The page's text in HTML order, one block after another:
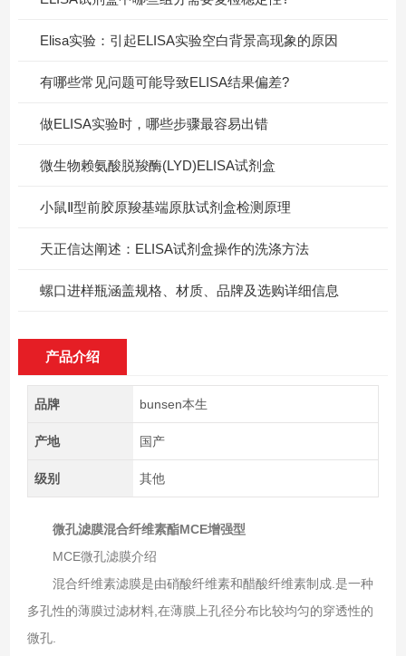
Elisa实验：引起ELISA实验空白背景高现象的原因
有哪些常见问题可能导致ELISA结果偏差?
做ELISA实验时，哪些步骤最容易出错
微生物赖氨酸脱羧酶(LYD)ELISA试剂盒
小鼠Ⅱ型前胶原羧基端原肽试剂盒检测原理
天正信达阐述：ELISA试剂盒操作的洗涤方法
螺口进样瓶涵盖规格、材质、品牌及选购详细信息
产品介绍
品牌 bunsen本生
产地 国产
级别 其他
微孔滤膜混合纤维素酯MCE增强型
MCE微孔滤膜介绍
混合纤维素滤膜是由硝酸纤维素和醋酸纤维素制成.是一种
多孔性的薄膜过滤材料,在薄膜上孔径分布比较均匀的穿透性的
微孔.